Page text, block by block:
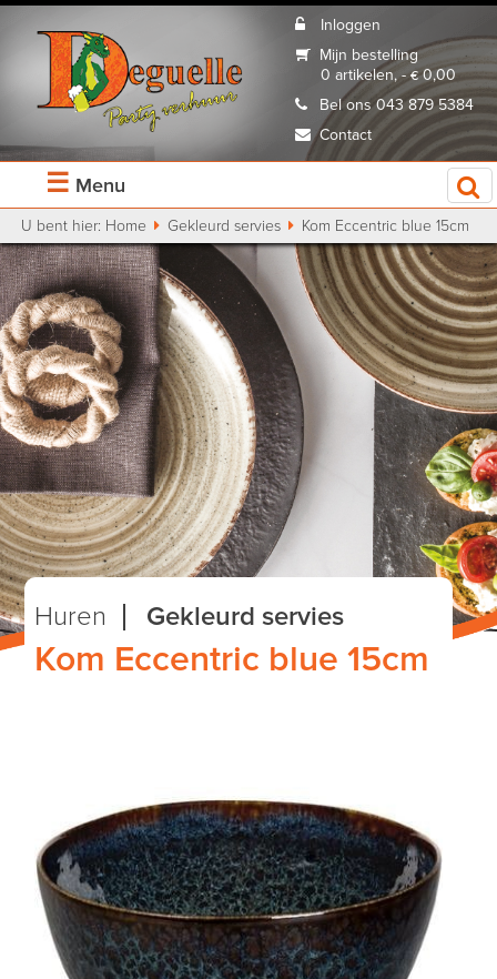
Inloggen
Mijn bestelling
0 artikelen, - € 0,00
Bel ons 043 879 5384
Contact
☰ Menu
U bent hier: Home Gekleurd servies Kom Eccentric blue 15cm
Huren Gekleurd servies
Kom Eccentric blue 15cm